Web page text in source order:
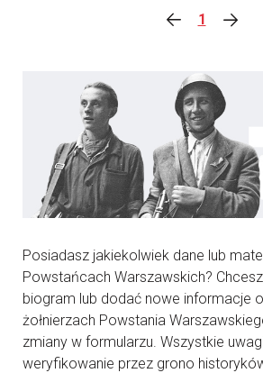
1
Posiadasz jakiekolwiek dane lub
Powstańcach Warszawskich?
biogram lub dodać nowe informacje
żołnierzach Powstania
zmiany w formularzu. Wszystkie
weryfikowanie przez grono